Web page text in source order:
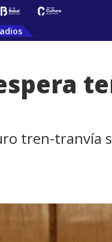
tren-tranvía